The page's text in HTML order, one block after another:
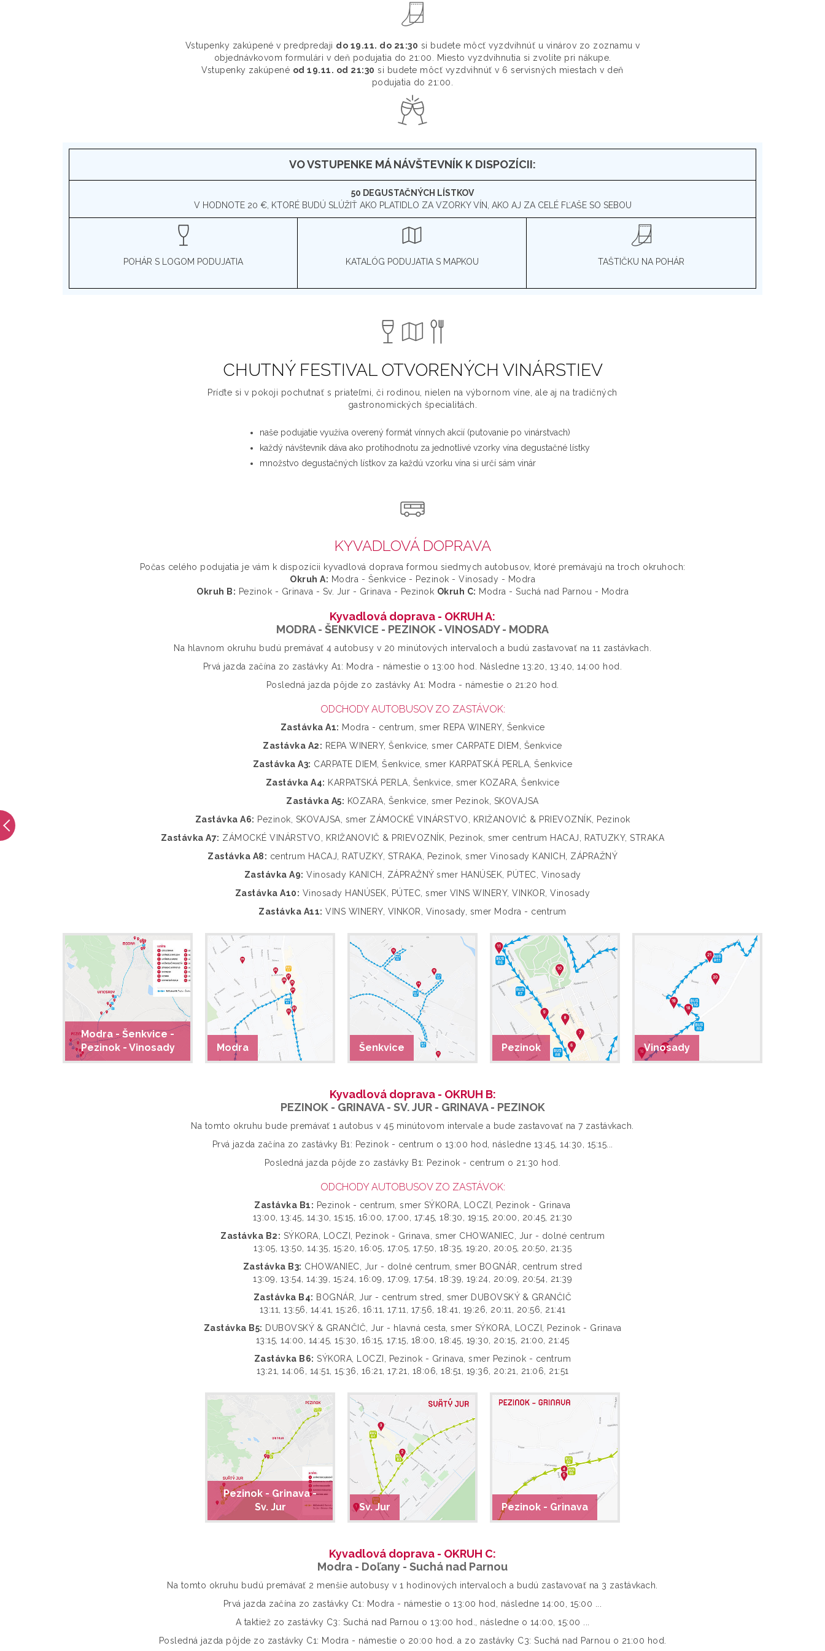
Vstupenky zakúpené v predpredaji do 19.11. do 21:30 si budete môcť vyzdvihnúť u vinárov zo zoznamu v
objednávkovom formulári v deň podujatia do 21:00. Miesto vyzdvihnutia si zvolíte pri nákupe.
Vstupenky zakúpené od 19.11. od 21:30 si budete môcť vyzdvihnúť v 6 servisných miestach v deň
podujatia do 21:00.
VO VSTUPENKE MÁ NÁVŠTEVNÍK K DISPOZÍCII:
50 DEGUSTAČNÝCH LÍSTKOV
V HODNOTE 20 €, KTORÉ BUDÚ SLÚŽIŤ AKO PLATIDLO ZA VZORKY VÍN, AKO AJ ZA CELÉ FĽAŠE SO SEBOU
POHÁR S LOGOM PODUJATIA KATALÓG PODUJATIA S MAPKOU TAŠTIČKU NA POHÁR
CHUTNÝ FESTIVAL OTVORENÝCH VINÁRSTIEV
Príďte si v pokoji pochutnať s priateľmi, či rodinou, nielen na výbornom víne, ale aj na tradičných
gastronomických špecialitách.
naše podujatie využíva overený formát vínnych akcií (putovanie po vinárstvach)
každý návštevník dáva ako protihodnotu za jednotlivé vzorky vína degustačné lístky
množstvo degustačných lístkov za každú vzorku vína si určí sám vinár
KYVADLOVÁ DOPRAVA
Počas celého podujatia je vám k dispozícii kyvadlová doprava formou siedmych autobusov, ktoré premávajú na troch okruhoch:
Okruh A: Modra - Šenkvice - Pezinok - Vinosady - Modra
Okruh B: Pezinok - Grinava - Sv. Jur - Grinava - Pezinok Okruh C: Modra - Suchá nad Parnou - Modra
Kyvadlová doprava - OKRUH A:
MODRA - ŠENKVICE - PEZINOK - VINOSADY - MODRA
Na hlavnom okruhu budú premávať 4 autobusy v 20 minútových intervaloch a budú zastavovať na 11 zastávkach.
Prvá jazda začína zo zastávky A1: Modra - námestie o 13:00 hod. Následne 13:20, 13:40, 14:00 hod.
Posledná jazda pôjde zo zastávky A1: Modra - námestie o 21:20 hod.
ODCHODY AUTOBUSOV ZO ZASTÁVOK:
Zastávka A1: Modra - centrum, smer REPA WINERY, Šenkvice
Zastávka A2: REPA WINERY, Šenkvice, smer CARPATE DIEM, Šenkvice
Zastávka A3: CARPATE DIEM, Šenkvice, smer KARPATSKÁ PERLA, Šenkvice
Zastávka A4: KARPATSKÁ PERLA, Šenkvice, smer KOZARA, Šenkvice
Zastávka A5: KOZARA, Šenkvice, smer Pezinok, SKOVAJSA
Zastávka A6: Pezinok, SKOVAJSA, smer ZÁMOCKÉ VINÁRSTVO, KRIŽANOVIČ & PRIEVOZNÍK, Pezinok
Zastávka A7: ZÁMOCKÉ VINÁRSTVO, KRIŽANOVIČ & PRIEVOZNÍK, Pezinok, smer centrum HACAJ, RATUZKY, STRAKA
Zastávka A8: centrum HACAJ, RATUZKY, STRAKA, Pezinok, smer Vinosady KANICH, ZÁPRAŽNÝ
Zastávka A9: Vinosady KANICH, ZÁPRAŽNÝ smer HANÚSEK, PÚTEC, Vinosady
Zastávka A10: Vinosady HANÚSEK, PÚTEC, smer VINS WINERY, VINKOR, Vinosady
Zastávka A11: VINS WINERY, VINKOR, Vinosady, smer Modra - centrum
Modra - Šenkvice -
Pezinok - Vinosady
Modra Šenkvice Pezinok Vinosady
Kyvadlová doprava - OKRUH B:
PEZINOK - GRINAVA - SV. JUR - GRINAVA - PEZINOK
Na tomto okruhu bude premávať 1 autobus v 45 minútovom intervale a bude zastavovať na 7 zastávkach.
Prvá jazda začína zo zastávky B1: Pezinok - centrum o 13:00 hod, následne 13:45, 14:30, 15:15...
Posledná jazda pôjde zo zastávky B1: Pezinok - centrum o 21:30 hod.
ODCHODY AUTOBUSOV ZO ZASTÁVOK:
Zastávka B1: Pezinok - centrum, smer SÝKORA, LOCZI, Pezinok - Grinava
13:00, 13:45, 14:30, 15:15, 16:00, 17:00, 17:45, 18:30, 19:15, 20:00, 20:45, 21:30
Zastávka B2: SÝKORA, LOCZI, Pezinok - Grinava, smer CHOWANIEC, Jur - dolné centrum
13:05, 13:50, 14:35, 15:20, 16:05, 17:05, 17:50, 18:35, 19:20, 20:05, 20:50, 21:35
Zastávka B3: CHOWANIEC, Jur - dolné centrum, smer BOGNÁR, centrum stred
13:09, 13:54, 14:39, 15:24, 16:09, 17:09, 17:54, 18:39, 19:24, 20:09, 20:54, 21:39
Zastávka B4: BOGNÁR, Jur - centrum stred, smer DUBOVSKÝ & GRANČIČ
13:11, 13:56, 14:41, 15:26, 16:11, 17:11, 17:56, 18:41, 19:26, 20:11, 20:56, 21:41
Zastávka B5: DUBOVSKÝ & GRANČIČ, Jur - hlavná cesta, smer SÝKORA, LOCZI, Pezinok - Grinava
13:15, 14:00, 14:45, 15:30, 16:15, 17:15, 18:00, 18:45, 19:30, 20:15, 21:00, 21:45
Zastávka B6: SÝKORA, LOCZI, Pezinok - Grinava, smer Pezinok - centrum
13:21, 14:06, 14:51, 15:36, 16:21, 17:21, 18:06, 18:51, 19:36, 20:21, 21:06, 21:51
Pezinok - Grinava -
Sv. Jur
Sv. Jur Pezinok - Grinava
Kyvadlová doprava - OKRUH C:
Modra - Doľany - Suchá nad Parnou
Na tomto okruhu budú premávať 2 menšie autobusy v 1 hodinových intervaloch a budú zastavovať na 3 zastávkach.
Prvá jazda začína zo zastávky C1: Modra - námestie o 13:00 hod, následne 14:00, 15:00 ...
A taktiež zo zastávky C3: Suchá nad Parnou o 13:00 hod., následne o 14:00, 15:00 ...
Posledná jazda pôjde zo zastávky C1: Modra - námestie o 20:00 hod. a zo zastávky C3: Suchá nad Parnou o 21:00 hod.